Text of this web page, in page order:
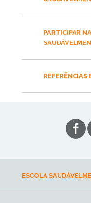
PARTICIPAR
REFERÊNCIAS
ESCOLA